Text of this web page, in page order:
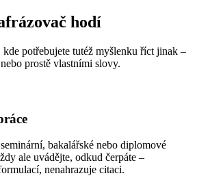
hodí
kde potřebujete tutéž myšlenku říct jinak –
prostě vlastními slovy.
bakalářské nebo diplomové
ale uvádějte, odkud čerpáte –
nenahrazuje citaci.